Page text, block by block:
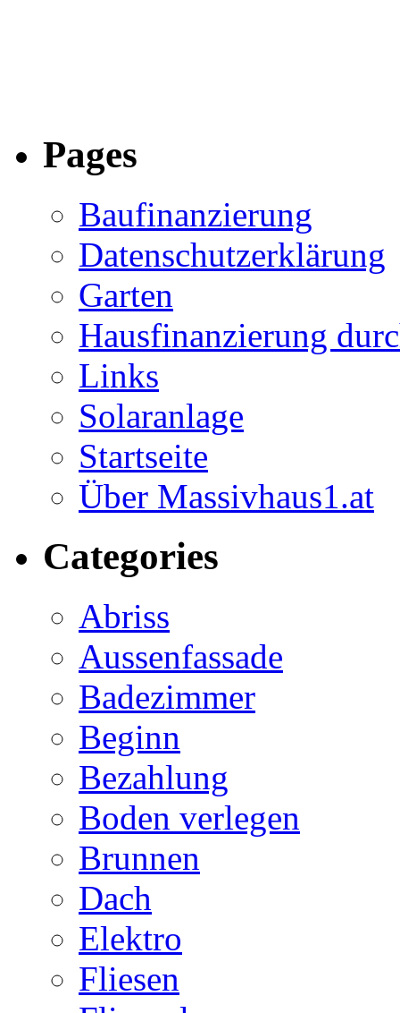
Pages
Baufinanzierung
Datenschutzerklärung
Garten
Hausfinanzierung
Links
Solaranlage
Startseite
Über Massivhaus1.at
Categories
Abriss
Aussenfassade
Badezimmer
Beginn
Bezahlung
Boden verlegen
Brunnen
Dach
Elektro
Fliesen